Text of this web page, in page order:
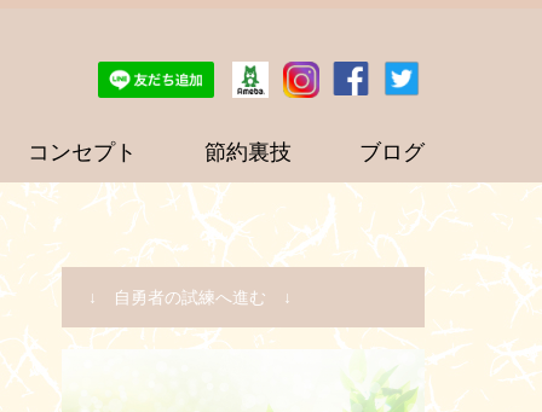
コンセプト 節約裏技 ブログ
↓ 自勇者の試練へ進む ↓